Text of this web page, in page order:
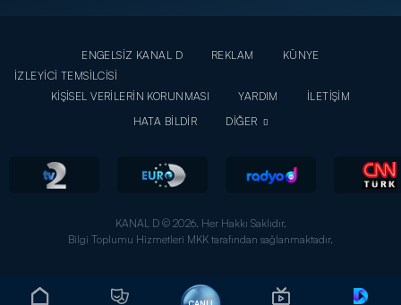
ENGELSİZ KANAL D REKLAM
KÜNYE
İZLEYİCİ TEMSİLCİSİ
KİŞİSEL VERİLERİN KORUNMASI
YARDIM
İLETİŞİM
HATA BİLDİR
DİĞER
KANAL D © 2026. Her Hakkı Saklıdır.
Bilgi Toplumu Hizmetleri MKK tarafından sağlanmaktadır.